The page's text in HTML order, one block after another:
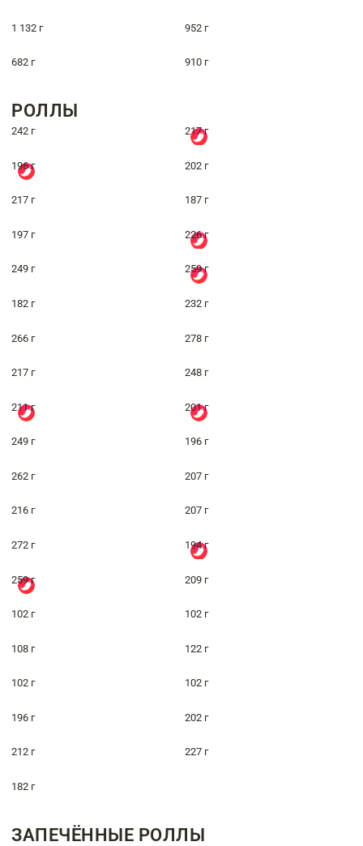
1 132 г 952 г
682 г 910 г
РОЛЛЫ
242 г 217 г
196 г 202 г
217 г 187 г
197 г 226 г
249 г 259 г
182 г 232 г
266 г 278 г
217 г 248 г
211 г 201 г
249 г 196 г
262 г 207 г
216 г 207 г
272 г 194 г
259 г 209 г
102 г 102 г
108 г 122 г
102 г 102 г
196 г 202 г
212 г 227 г
182 г
ЗАПЕЧЁННЫЕ РОЛЛЫ